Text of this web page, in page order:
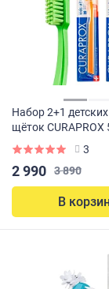
Набор 2+1
щёток CURAPROX
(с 4 до 12 лет)
3
3 890
2 990
В